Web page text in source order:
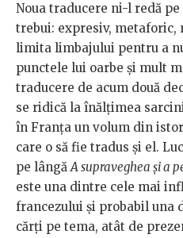
Noua traducere ni-l redă pe
trebui: expresiv, metaforic,
limita limbajului pentru a
punctele lui oarbe și mult
traducere de acum două
se ridică la înălțimea
în Franța un volum din
care o să fie tradus și el.
pe lângăA supraveghea și a
este una dintre cele mai
francezului și probabil una
cărți pe tema, atât de